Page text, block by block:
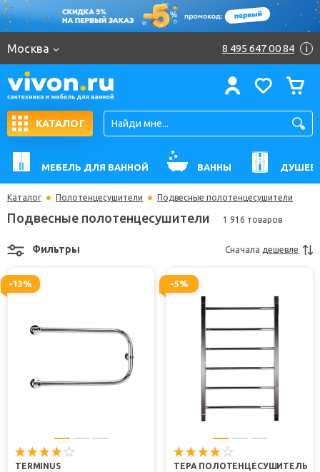
Москва 8 495 647 00 84 i
КАТАЛОГ
МЕБЕЛЬ ДЛЯ ВАННОЙ ВАННЫ
Каталог Полотенцесушители Подвесные полотенцесушители
Подвесные полотенцесушители 1 916 товаров
Фильтры Сначала дешевле
-13%
TERMINUS
-5%
ТЕРА ПОЛОТЕНЦЕСУШИТЕЛЬ